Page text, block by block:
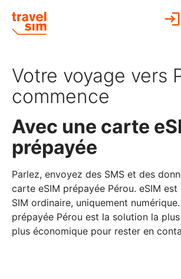
Votre voyage vers
commence
Avec une carte
prépayée
Parlez, envoyez des SMS et des
carte eSIM prépayée Pérou. eSIM
SIM ordinaire, uniquement
prépayée Pérou est la solution la
plus économique pour rester en